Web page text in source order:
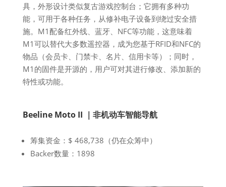
具，外形设计类似复古游戏控制台；它拥有多种功
能，可用于各种任务，从修补电子设备到绕过安全措
施。M1配备红外线、蓝牙、NFC等功能，这意味着
M1可以替代大多数遥控器，成为您基于RFID和NFC的
物品（会员卡、门禁卡、名片、信用卡等）；同时，
M1的固件是开源的，用户可对其进行修改、添加新的
特性或功能。
Beeline Moto II ｜非机动车智能导航
筹集资金：$ 468,738（仍在众筹中）
Backer数量：1898